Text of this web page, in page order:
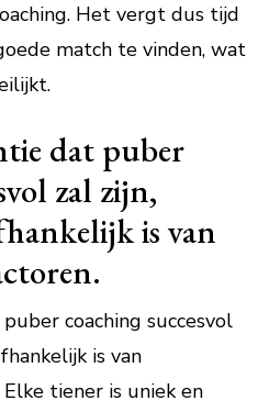
Het vergt dus tijd
match te vinden, wat
dat puber
zal zijn,
is van
coaching succesvol
is van
tiener is uniek en